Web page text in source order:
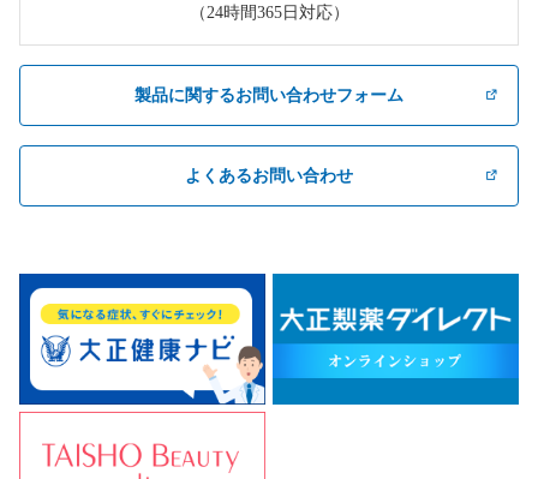
（24時間365日対応）
製品に関するお問い合わせフォーム
よくあるお問い合わせ